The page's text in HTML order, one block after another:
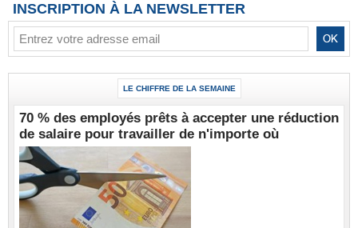
INSCRIPTION À LA NEWSLETTER
LE CHIFFRE DE LA SEMAINE
70 % des employés prêts à accepter une réduction
de salaire pour travailler de n'importe où